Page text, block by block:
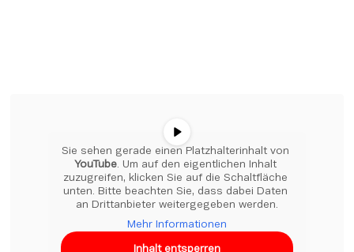
YouTube. Um auf den eigentlichen Inhalt
zuzugreifen, klicken Sie auf die Schaltfläche
unten. Bitte beachten Sie, dass dabei Daten
an Drittanbieter weitergegeben werden.
Mehr Informationen
Inhalt entsperren